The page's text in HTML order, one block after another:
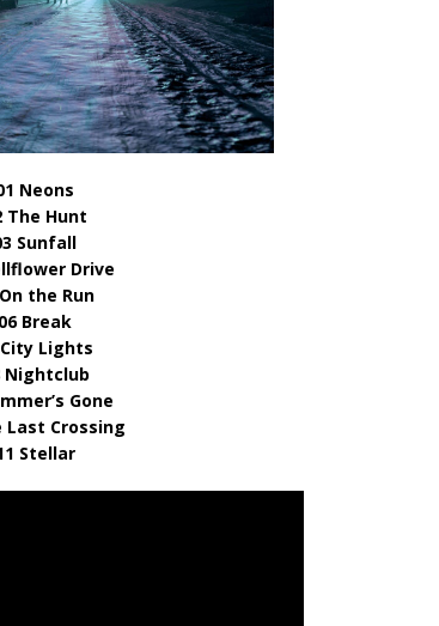
Neons
The Hunt
Sunfall
Drive
the Run
06 Break
Lights
Nightclub
Gone
Last Crossing
Stellar